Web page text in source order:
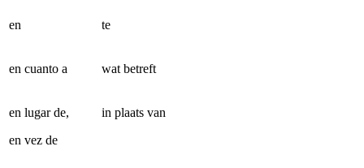
en te
en cuanto a wat betreft
en lugar de,
en vez de
in plaats van